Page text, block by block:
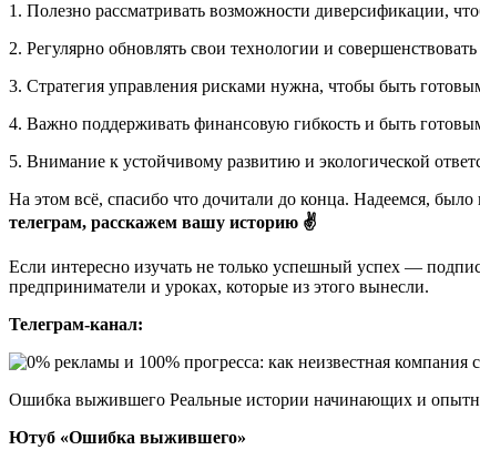
1. Полезно рассматривать возможности диверсификации,
2. Регулярно обновлять свои технологии и
3. Стратегия управления рисками нужна, чтобы быть
4. Важно поддерживать финансовую гибкость и быть
5. Внимание к устойчивому развитию и экологической
На этом всё, спасибо что дочитали до конца. Надеемся, было
телеграм, расскажем вашу историю ✌
Если интересно изучать не только успешный успех —
предприниматели и уроках, которые из этого вынесли.
Телеграм-канал:
Ошибка выжившего Реальные истории начинающих и
Ютуб «Ошибка выжившего»